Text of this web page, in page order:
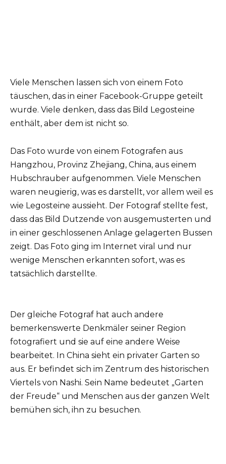
Viele Menschen lassen sich von einem Foto
täuschen, das in einer Facebook-Gruppe geteilt
wurde. Viele denken, dass das Bild Legosteine
enthält, aber dem ist nicht so.
Das Foto wurde von einem Fotografen aus
Hangzhou, Provinz Zhejiang, China, aus einem
Hubschrauber aufgenommen. Viele Menschen
waren neugierig, was es darstellt, vor allem weil es
wie Legosteine aussieht. Der Fotograf stellte fest,
dass das Bild Dutzende von ausgemusterten und
in einer geschlossenen Anlage gelagerten Bussen
zeigt. Das Foto ging im Internet viral und nur
wenige Menschen erkannten sofort, was es
tatsächlich darstellte.
Der gleiche Fotograf hat auch andere
bemerkenswerte Denkmäler seiner Region
fotografiert und sie auf eine andere Weise
bearbeitet. In China sieht ein privater Garten so
aus. Er befindet sich im Zentrum des historischen
Viertels von Nashi. Sein Name bedeutet „Garten
der Freude“ und Menschen aus der ganzen Welt
bemühen sich, ihn zu besuchen.